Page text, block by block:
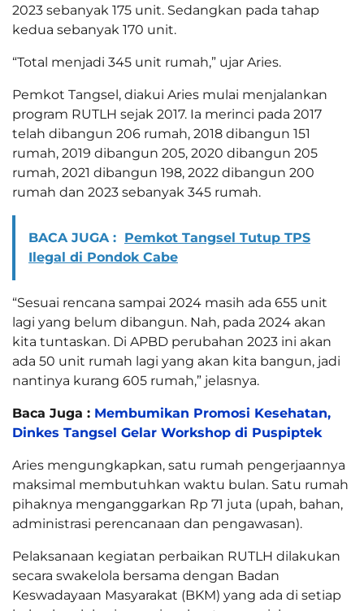
2023 sebanyak 175 unit. Sedangkan pada tahap
kedua sebanyak 170 unit.
“Total menjadi 345 unit rumah,” ujar Aries.
Pemkot Tangsel, diakui Aries mulai menjalankan
program RUTLH sejak 2017. Ia merinci pada 2017
telah dibangun 206 rumah, 2018 dibangun 151
rumah, 2019 dibangun 205, 2020 dibangun 205
rumah, 2021 dibangun 198, 2022 dibangun 200
rumah dan 2023 sebanyak 345 rumah.
BACA JUGA : Pemkot Tangsel Tutup TPS
Ilegal di Pondok Cabe
“Sesuai rencana sampai 2024 masih ada 655 unit
lagi yang belum dibangun. Nah, pada 2024 akan
kita tuntaskan. Di APBD perubahan 2023 ini akan
ada 50 unit rumah lagi yang akan kita bangun, jadi
nantinya kurang 605 rumah,” jelasnya.
Baca Juga : Membumikan Promosi Kesehatan,
Dinkes Tangsel Gelar Workshop di Puspiptek
Aries mengungkapkan, satu rumah pengerjaannya
maksimal membutuhkan waktu bulan. Satu rumah
pihaknya menganggarkan Rp 71 juta (upah, bahan,
administrasi perencanaan dan pengawasan).
Pelaksanaan kegiatan perbaikan RUTLH dilakukan
secara swakelola bersama dengan Badan
Keswadayaan Masyarakat (BKM) yang ada di setiap